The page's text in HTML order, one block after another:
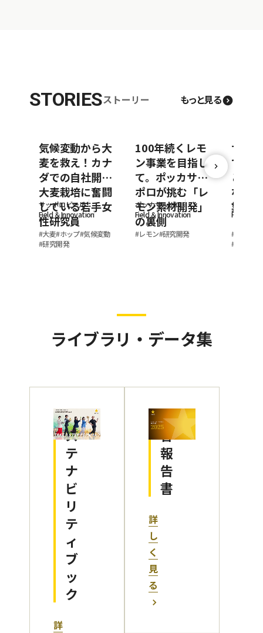
STORIESストーリー もっと見る
気候変動から大
麦を救え！カナ
ダでの自社開発
大麦栽培に奮闘
している若手女
性研究員
サッポロビール
Field ＆Innovation
#大麦#ホップ#気候変動
#研究開発
100年続くレモ
ン事業を目指し
て。ポッカサッ
ポロが挑む「レ
モン素材開発」
の裏側
ポッカサッポロ
Field ＆Innovation
#レモン#研究開発
サッ
でき
と外
なぐ
業
サッポロ
Field ＆
#
#
ライブラリ・データ集
サ
ス
テ
ナ
ビ
リ
テ
ィ
ブ
ッ
ク
詳
統
合
報
告
書
詳
し
く
見
る